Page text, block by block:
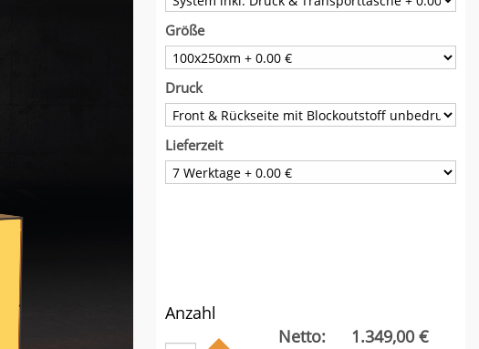
Größe
Druck
Lieferzeit
Anzahl
Netto:
1.349,00 €